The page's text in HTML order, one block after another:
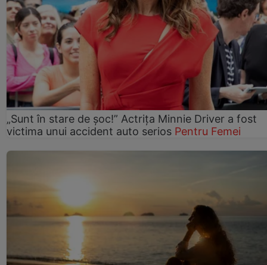
„Sunt în stare de șoc!” Actrița Minnie Driver a fost
victima unui accident auto serios Pentru Femei